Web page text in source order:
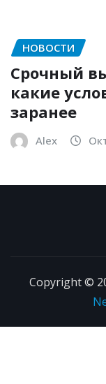
НОВОСТИ
Срочный
какие
заранее
Alex
Copyright ©